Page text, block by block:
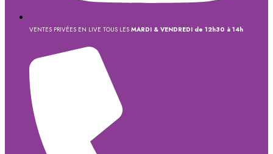
VENTES PRIVÉES EN LIVE TOUS LES MARDI & VENDREDI de 12h30 à 14h